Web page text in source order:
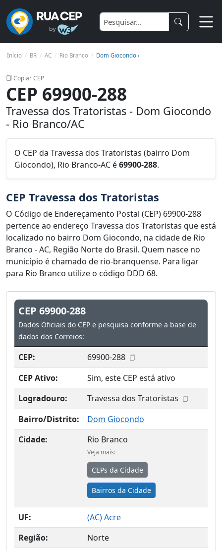
Início BR AC Rio Branco Dom Giocondo ›
Copiar CEP
CEP 69900-288
Travessa dos Tratoristas - Dom Giocondo
- Rio Branco/AC
O CEP da Travessa dos Tratoristas (bairro Dom
Giocondo), Rio Branco-AC é69900-288.
CEP Travessa dos Tratoristas
O Código de Endereçamento Postal (CEP) 69900-288
pertence ao endereço Travessa dos Tratoristas que está
localizado no bairro Dom Giocondo, na cidade de Rio
Branco - AC, Região Norte do Brasil. Quem nasce no
município é chamado de rio-branquense. Para ligar
para Rio Branco utilize o código DDD 68.
CEP 69900-288
Dados Oficiais do CEP e pesquisa conforme a base de
dados dos Correios:
CEP:
69900-288
CEP Ativo:
Sim, este CEP está ativo
Logradouro:
Travessa dos Tratoristas
Bairro/Distrito:
Dom Giocondo
Cidade:
Rio Branco
Veja mais:
CEPs da Cidade
Bairros da Cidade
UF: (AC) Acre
Região:
Norte